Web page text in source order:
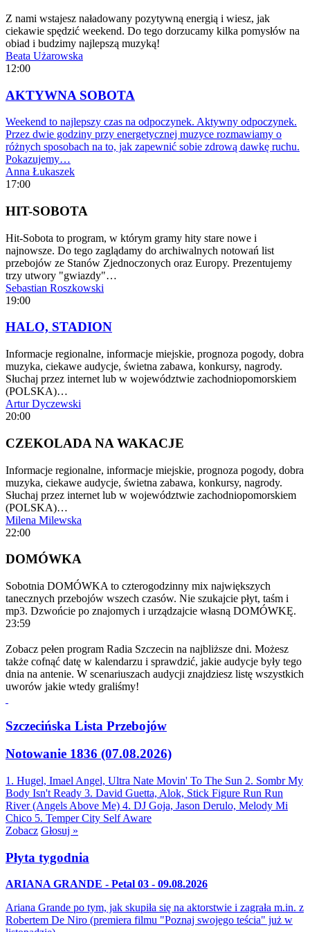
Z nami wstajesz naładowany pozytywną energią i wiesz, jak
ciekawie spędzić weekend. Do tego dorzucamy kilka pomysłów na
obiad i budzimy najlepszą muzyką!
Beata Użarowska
12:00
AKTYWNA SOBOTA
Weekend to najlepszy czas na odpoczynek. Aktywny odpoczynek.
Przez dwie godziny przy energetycznej muzyce rozmawiamy o
różnych sposobach na to, jak zapewnić sobie zdrową dawkę ruchu.
Pokazujemy…
Anna Łukaszek
17:00
HIT-SOBOTA
Hit-Sobota to program, w którym gramy hity stare nowe i
najnowsze. Do tego zaglądamy do archiwalnych notowań list
przebojów ze Stanów Zjednoczonych oraz Europy. Prezentujemy
trzy utwory "gwiazdy"…
Sebastian Roszkowski
19:00
HALO, STADION
Informacje regionalne, informacje miejskie, prognoza pogody, dobra
muzyka, ciekawe audycje, świetna zabawa, konkursy, nagrody.
Słuchaj przez internet lub w województwie zachodniopomorskiem
(POLSKA)…
Artur Dyczewski
20:00
CZEKOLADA NA WAKACJE
Informacje regionalne, informacje miejskie, prognoza pogody, dobra
muzyka, ciekawe audycje, świetna zabawa, konkursy, nagrody.
Słuchaj przez internet lub w województwie zachodniopomorskiem
(POLSKA)…
Milena Milewska
22:00
DOMÓWKA
Sobotnia DOMÓWKA to czterogodzinny mix największych
tanecznych przebojów wszech czasów. Nie szukajcie płyt, taśm i
mp3. Dzwońcie po znajomych i urządzajcie własną DOMÓWKĘ.
23:59
Zobacz pełen program Radia Szczecin na najbliższe dni. Możesz
także cofnąć datę w kalendarzu i sprawdzić, jakie audycje były tego
dnia na antenie. W scenariuszach audycji znajdziesz listę wszystkich
uworów jakie wtedy graliśmy!
Szczecińska Lista Przebojów
Notowanie 1836 (07.08.2026)
1. Hugel, Imael Angel, Ultra Nate Movin' To The Sun 2. Sombr My
Body Isn't Ready 3. David Guetta, Alok, Stick Figure Run Run
River (Angels Above Me) 4. DJ Goja, Jason Derulo, Melody Mi
Chico 5. Temper City Self Aware
Zobacz Głosuj »
Płyta tygodnia
ARIANA GRANDE - Petal 03 - 09.08.2026
Ariana Grande po tym, jak skupiła się na aktorstwie i zagrała m.in. z
Robertem De Niro (premiera filmu "Poznaj swojego teścia" już w